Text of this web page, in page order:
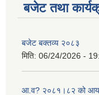
बजेट तथा
बजेट बक्तव्य २०८३
मिति: 06/24/2026 -
आ.व? २०८१।८२ को आय